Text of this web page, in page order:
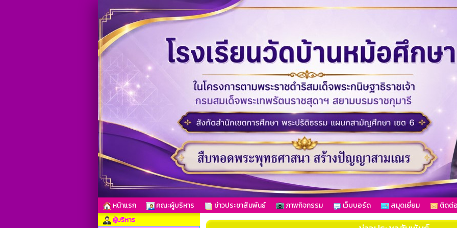
หน้าแรก คณะผู้บริหาร ข่าวประชาสัมพันธ์ ภาพกิจกรรม เว็บบอร์ด สมุดเยี่ยม ติดต่
ผู้บริหาร